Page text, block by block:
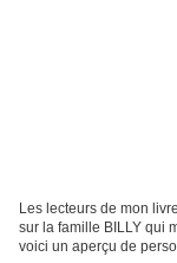
Les lecteurs de mon
sur la famille BILLY qui
voici un aperçu de